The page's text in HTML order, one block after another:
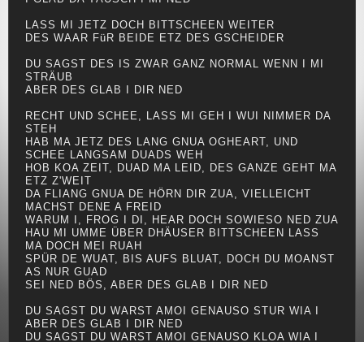
LASS MI JETZ DOCH BITTSCHEEN WEITER
DES WAAR FüR BEIDE ETZ DES GSCHEIDER
DU SAGST DES IS ZWAR GANZ NORMAL WENN I MI
STRÄUB
ABER DES GLAB I DIR NED
RECHT UND SCHEE, LASS MI GEH I WUI NIMMER DA
STEH
HAB MA JETZ DES LANG GNUA OGHEART, UND
SCHEE LANGSAM DUADS WEH
HOB KOA ZEIT, DUAD MA LEID, DES GANZE GEHT MA
ETZ Z'WEIT
DA FLIANG GNUA DE HÖRN DIR ZUA, VIELLEICHT
MACHST DENE A FREID
WARUM I, FROG I DI, HEAR DOCH SOWIESO NED ZUA
HAU MI UMME ÜBER DHÄUSER BITTSCHEEN LASS
MA DOCH MEI RUAH
SPÜR DE WUAT, BIS AUFS BLUAT, DOCH DU MOANST
AS NUR GUAD
SEI NED BÖS, ABER DES GLAB I DIR NED
DU SAGST DU WARST AMOI GENAUSO STUR WIA I
ABER DES GLAB I DIR NED
DU SAGST DU WARST AMOI GENAUSO KLOA WIA I